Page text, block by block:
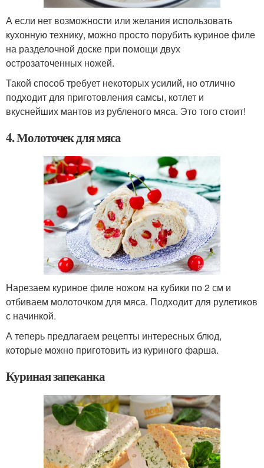
А если нет возможности или желания использовать
кухонную технику, можно просто порубить куриное филе
на разделочной доске при помощи двух
острозаточенных ножей.
Такой способ требует некоторых усилий, но отлично
подходит для приготовления самсы, котлет и
вкуснейших мантов из рубленого мяса. Это того стоит!
4. Молоточек для мяса
Нарезаем куриное филе ножом на кубики по 2 см и
отбиваем молоточком для мяса. Подходит для рулетиков
с начинкой.
А теперь предлагаем рецепты интересных блюд,
которые можно приготовить из куриного фарша.
Куриная запеканка